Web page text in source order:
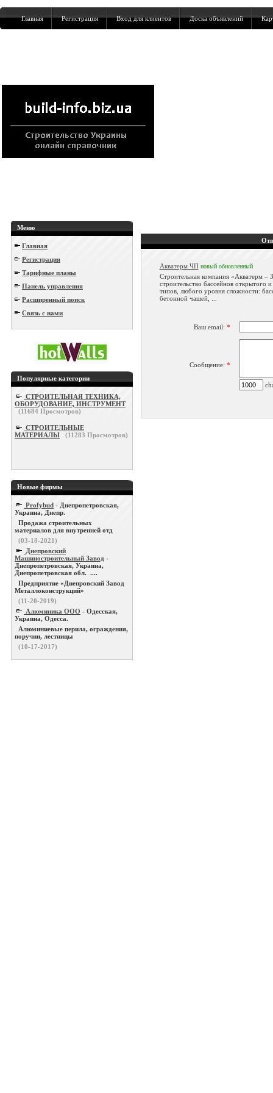
Главная Регистрация Вход для клиентов Доска объявлений
Меню
Главная
Регистрация
Тарифные планы
Панель управления
Расширенный поиск
Связь с нами
Популярные категории
СТРОИТЕЛЬНАЯ ТЕХНИКА,
ОБОРУДОВАНИЕ, ИНСТРУМЕНТ
(11684 Просмотров)
СТРОИТЕЛЬНЫЕ
МАТЕРИАЛЫ
(11283 Просмотров)
Новые фирмы
Profybud - Днепропетровская,
Украина, Днепр.
Продажа строительных
материалов для внутренней отд
(03-18-2021)
Днепровский
Машиностроительный Завод -
Днепропетровская, Украина,
Днепропетровская обл. ....
Предприятие «Днепровский Завод
Металлоконструкций»
(11-20-2019)
Алюминика ООО - Одесская,
Украина, Одесса.
Алюминиевые перила, ограждения,
поручни, лестницы
(10-17-2017)
Акватерм ЧП новый обновленный
Строительная компания «Акватерм –
строительство бассейнов открытого
типов, любого уровня сложности:
бетонной чашей, ...
Ваш email: *
Сообщение: *